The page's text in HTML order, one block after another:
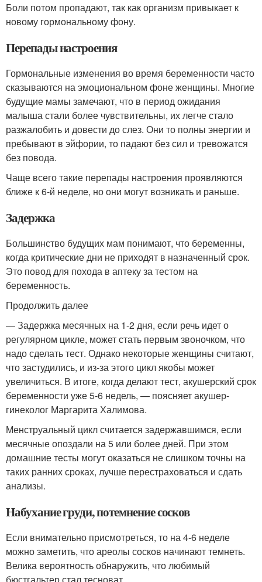
Боли потом пропадают, так как организм привыкает к
новому гормональному фону.
Перепады настроения
Гормональные изменения во время беременности часто
сказываются на эмоциональном фоне женщины. Многие
будущие мамы замечают, что в период ожидания
малыша стали более чувствительны, их легче стало
разжалобить и довести до слез. Они то полны энергии и
пребывают в эйфории, то падают без сил и тревожатся
без повода.
Чаще всего такие перепады настроения проявляются
ближе к 6-й неделе, но они могут возникать и раньше.
Задержка
Большинство будущих мам понимают, что беременны,
когда критические дни не приходят в назначенный срок.
Это повод для похода в аптеку за тестом на
беременность.
Продолжить далее
— Задержка месячных на 1-2 дня, если речь идет о
регулярном цикле, может стать первым звоночком, что
надо сделать тест. Однако некоторые женщины считают,
что застудились, и из-за этого цикл якобы может
увеличиться. В итоге, когда делают тест, акушерский срок
беременности уже 5-6 недель, — поясняет акушер-
гинеколог Маргарита Халимова.
Менструальный цикл считается задержавшимся, если
месячные опоздали на 5 или более дней. При этом
домашние тесты могут оказаться не слишком точны на
таких ранних сроках, лучше перестраховаться и сдать
анализы.
Набухание груди, потемнение сосков
Если внимательно присмотреться, то на 4-6 неделе
можно заметить, что ареолы сосков начинают темнеть.
Велика вероятность обнаружить, что любимый